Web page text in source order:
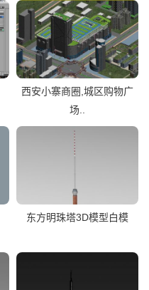
西安小寨商圈,城区购物广
场..
东方明珠塔3D模型白模